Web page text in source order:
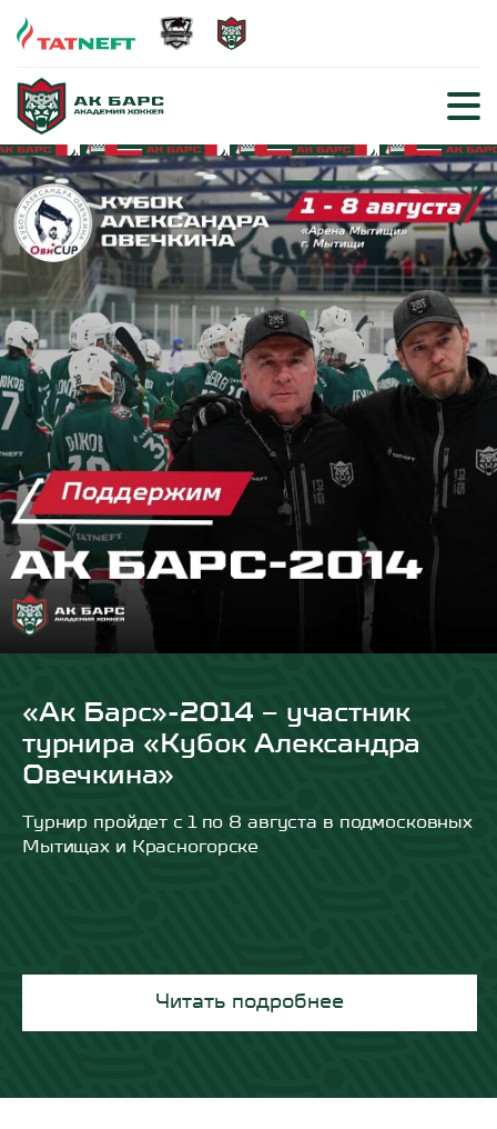
Читать подробнее
«Ак Барс»-2014 – участник
турнира «Кубок Александра
Овечкина»
Турнир пройдет с 1 по 8 августа в подмосковных
Мытищах и Красногорске
Читать подробнее
Читать подробнее